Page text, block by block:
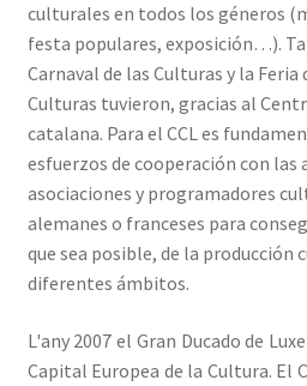
culturales en todos los géneros
festa populares, exposición…).
Carnaval de las Culturas y la Feria
Culturas tuvieron, gracias al
catalana. Para el CCL es
esfuerzos de cooperación con las
asociaciones y programadores
alemanes o franceses para
que sea posible, de la producción
diferentes ámbitos.
L'any 2007 el Gran Ducado de
Capital Europea de la Cultura. El